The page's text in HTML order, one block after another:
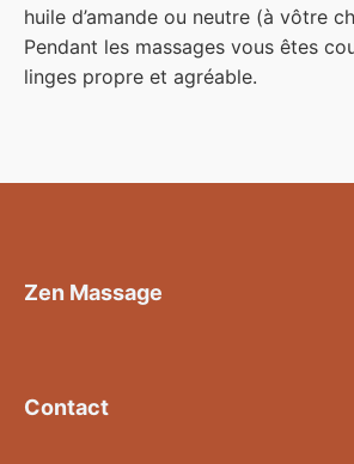
huile d’amande ou neutre (à vôtre
Pendant les massages vous êtes
linges propre et agréable.
Zen Massage
Contact